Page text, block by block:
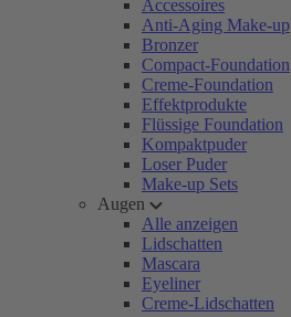
Accessoires
Anti-Aging Make-up
Bronzer
Compact-Foundation
Creme-Foundation
Effektprodukte
Flüssige Foundation
Kompaktpuder
Loser Puder
Make-up Sets
Augen
Alle anzeigen
Lidschatten
Mascara
Eyeliner
Creme-Lidschatten